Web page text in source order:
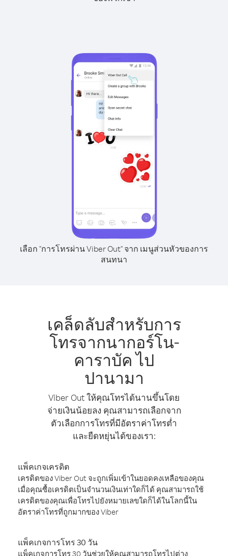
เลือก "การโทรผ่าน Viber Out" จาก เมนูส่วนหัวของการ
สนทนา
เคล็ดลับสำหรับการ
โทรจากนากอร์โน-
คาราบัค ไป
ปานามา
Viber Out ให้คุณโทรได้นานขึ้นโดย
จ่ายเงินน้อยลง คุณสามารถเลือกจาก
ตัวเลือกการโทรที่มีอัตราค่าโทรต่ำ
และยืดหยุ่นได้ของเรา:
แพ็คเกจเครดิต
เครดิตของ Viber Out จะถูกเพิ่มเข้าในยอดคงเหลือของคุณ
เมื่อคุณซื้อเครดิตเป็นจำนวนเงินเท่าใดก็ได้ คุณสามารถใช้
เครดิตของคุณเพื่อโทรไปยังหมายเลขใดก็ได้ในโลกนี้ใน
อัตราค่าโทรที่ถูกมากของ Viber
แพ็คเกจการโทร 30 วัน
แพ็คเกจการโทร 30 วันช่วยให้คุณสามารถโทรไปต่าง